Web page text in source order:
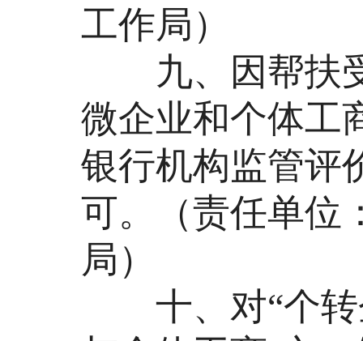
工作局）
九、因帮扶受
微企业和个体工
银行机构监管评
可。（责任单位
局）
十、对“个转